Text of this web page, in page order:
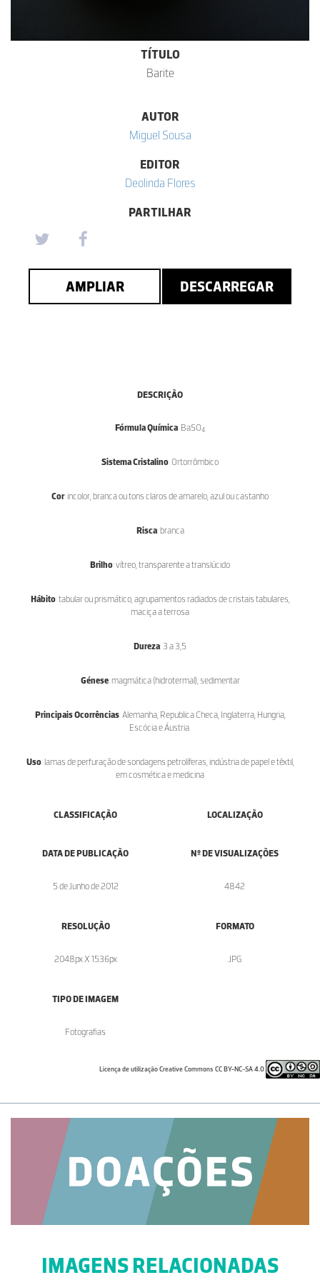
TÍTULO
Barite
AUTOR
Miguel Sousa
EDITOR
Deolinda Flores
PARTILHAR
AMPLIAR DESCARREGAR
DESCRIÇÃO
Fórmula Química: BaSO4
Sistema Cristalino: Ortorrômbico
Cor: incolor, branca ou tons claros de amarelo, azul ou castanho
Risca: branca
Brilho: vítreo, transparente a translúcido
Hábito: tabular ou prismático, agrupamentos radiados de cristais tabulares,
maciça a terrosa
Dureza: 3 a 3,5
Génese: magmática (hidrotermal), sedimentar
Principais Ocorrências: Alemanha, Republica Checa, Inglaterra, Hungria,
Escócia e Áustria.
Uso: lamas de perfuração de sondagens petrolíferas, indústria de papel e têxtil,
em cosmética e medicina
CLASSIFICAÇÃO LOCALIZAÇÃO
DATA DE PUBLICAÇÃO
5 de Junho de 2012
Nº DE VISUALIZAÇÕES
4842
RESOLUÇÃO
2048px X 1536px
FORMATO
.JPG
TIPO DE IMAGEM
Fotografias
Licença de utilização Creative Commons CC BY-NC-SA 4.0
IMAGENS RELACIONADAS